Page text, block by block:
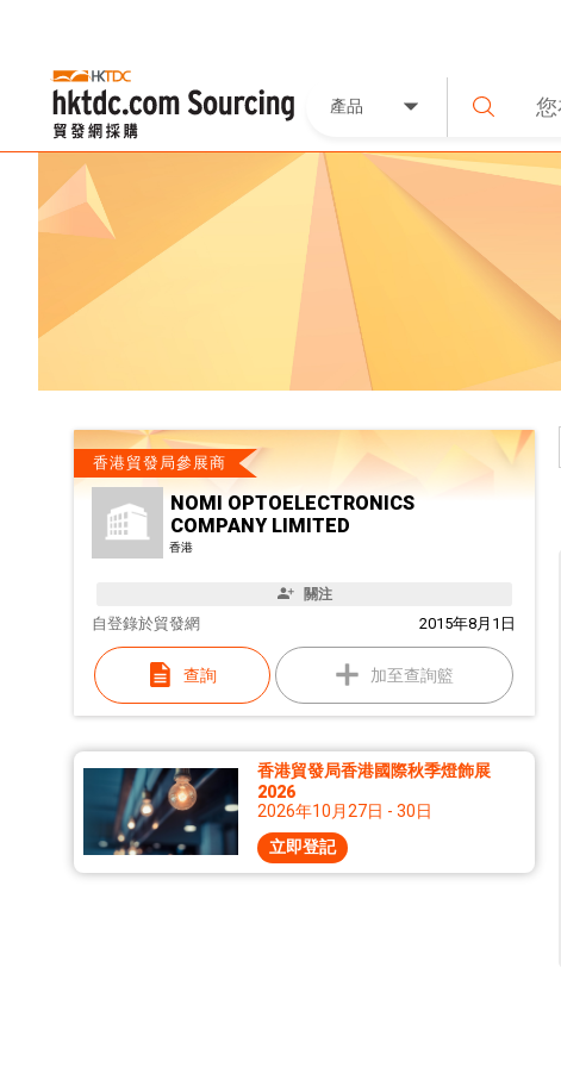
產品
香港貿發局參展商
NOMI OPTOELECTRONICS
COMPANY LIMITED
香港
關注
自 2015年8月1日
登錄於貿發網
查詢 加至查詢籃
香港貿發局香港國際秋季燈飾展
2026
2026年10月27日 - 30日
立即登記